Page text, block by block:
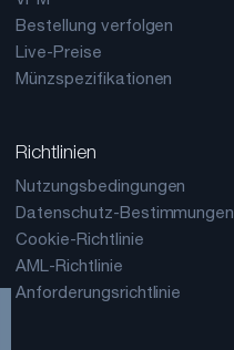
Bestellung verfolgen
Live-Preise
Münzspezifikationen
Richtlinien
Nutzungsbedingungen
Datenschutz-Bestimmungen
Cookie-Richtlinie
AML-Richtlinie
Anforderungsrichtlinie